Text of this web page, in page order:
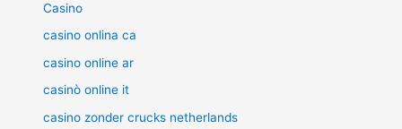
Casino
casino onlina ca
casino online ar
casinò online it
casino zonder crucks netherlands